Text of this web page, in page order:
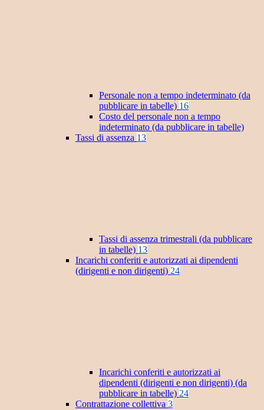
Personale non a tempo indeterminato (da
pubblicare in tabelle) 16
Costo del personale non a tempo
indeterminato (da pubblicare in tabelle)
Tassi di assenza 13
Tassi di assenza trimestrali (da pubblicare
in tabelle) 13
Incarichi conferiti e autorizzati ai dipendenti
(dirigenti e non dirigenti) 24
Incarichi conferiti e autorizzati ai
dipendenti (dirigenti e non dirigenti) (da
pubblicare in tabelle) 24
Contrattazione collettiva 3